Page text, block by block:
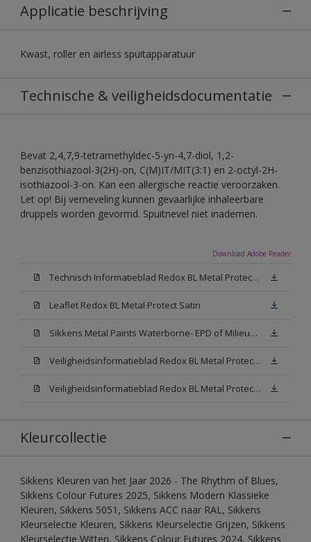
Applicatie beschrijving
Kwast, roller en airless spuitapparatuur
Technische & veiligheidsdocumentatie
Bevat 2,4,7,9-tetramethyldec-5-yn-4,7-diol, 1,2-
benzisothiazool-3(2H)-on, C(M)IT/MIT(3:1) en 2-octyl-2H-
isothiazool-3-on. Kan een allergische reactie veroorzaken.
Let op! Bij verneveling kunnen gevaarlijke inhaleerbare
druppels worden gevormd. Spuitnevel niet inademen.
Download Adobe Reader
Technisch Informatieblad Redox BL Metal Protect (PDF)
Leaflet Redox BL Metal Protect Satin
Sikkens Metal Paints Waterborne- EPD of Milieuproductverklaring
Veiligheidsinformatieblad Redox BL Metal Protect Satin N00 (MSDS)
Veiligheidsinformatieblad Redox BL Metal Protect Satin White W05 (MSDS)
Kleurcollectie
Sikkens Kleuren van het Jaar 2026 - The Rhythm of Blues,
Sikkens Colour Futures 2025, Sikkens Modern Klassieke
Kleuren, Sikkens 5051, Sikkens ACC naar RAL, Sikkens
Kleurselectie Kleuren, Sikkens Kleurselectie Grijzen, Sikkens
Kleurselectie Witten, Sikkens Colour Futures 2024, Sikkens